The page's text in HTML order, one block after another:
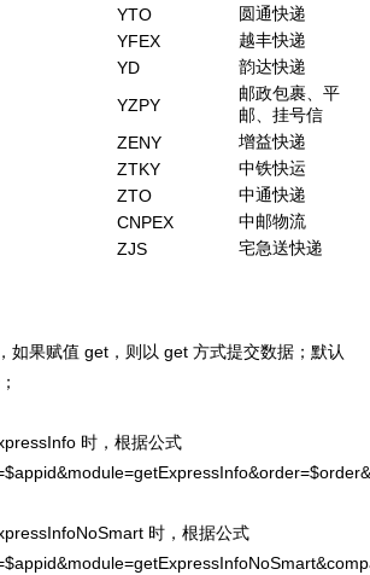
YTO
圆通快递
YFEX
越丰快递
YD
韵达快递
YZPY
邮政包裹、平
邮、挂号信
ZENY
增益快递
ZTKY
中铁快运
ZTO
中通快递
CNPEX
中邮物流
ZJS 宅急送快递
如果赋值 get，则以 get 方式提交数据；默认
时，根据公式
时，根据公式